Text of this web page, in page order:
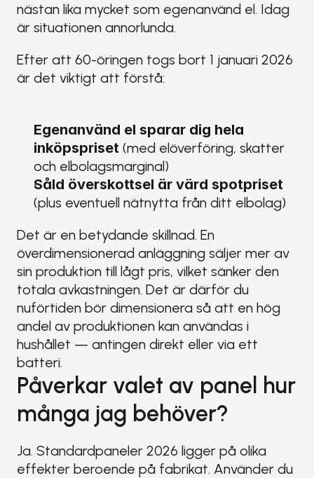
nästan lika mycket som egenanvänd el. Idag
är situationen annorlunda.
Efter att 60-öringen togs bort 1 januari 2026
är det viktigt att förstå:
Egenanvänd el sparar dig hela
inköpspriset (med elöverföring, skatter
och elbolagsmarginal)
Såld överskottsel är värd spotpriset
(plus eventuell nätnytta från ditt elbolag)
Det är en betydande skillnad. En
överdimensionerad anläggning säljer mer av
sin produktion till lågt pris, vilket sänker den
totala avkastningen. Det är därför du
nuförtiden bör dimensionera så att en hög
andel av produktionen kan användas i
hushållet — antingen direkt eller via ett
batteri.
Påverkar valet av panel hur
många jag behöver?
Ja. Standardpaneler 2026 ligger på olika
effekter beroende på fabrikat. Använder du